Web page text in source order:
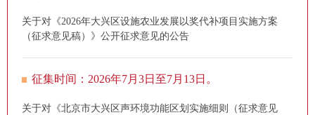
关于对《2026年大兴区设施农业发展以奖代补项目实施方案
（征求意见稿）》公开征求意见的公告
征集时间：2026年7月3日至7月13日。
关于对《北京市大兴区声环境功能区划实施细则（征求意见